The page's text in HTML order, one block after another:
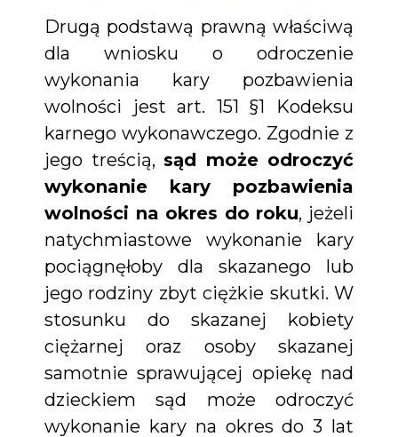
Drugą podstawą prawną właściwą
dla wniosku o odroczenie
wykonania kary pozbawienia
wolności jest art. 151 §1 Kodeksu
karnego wykonawczego. Zgodnie z
jego treścią, sąd może odroczyć
wykonanie kary pozbawienia
wolności na okres do roku, jeżeli
natychmiastowe wykonanie kary
pociągnęłoby dla skazanego lub
jego rodziny zbyt ciężkie skutki. W
stosunku do skazanej kobiety
ciężarnej oraz osoby skazanej
samotnie sprawującej opiekę nad
dzieckiem sąd może odroczyć
wykonanie kary na okres do 3 lat